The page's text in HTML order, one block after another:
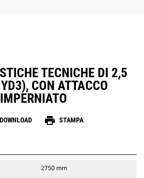
TECNICHE DI 2,5
CON ATTACCO
IMPERNIATO
DOWNLOAD print STAMPA
2750 mm